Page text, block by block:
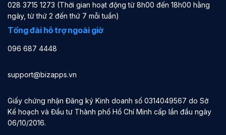
028 3715 1273 (Thời gian hoạt động từ 8h00 đến 18h00 hằng
ngày, từ thứ 2 đến thứ 7 mỗi tuần)
Tổng đài hỗ trợ ngoài giờ
096 687 4448
support@bizapps.vn
Giấy chứng nhận Đăng ký Kinh doanh số 0314049567 do Sở
Kế hoạch và Đầu tư Thành phố Hồ Chí Minh cấp lần đầu ngày
06/10/2016.